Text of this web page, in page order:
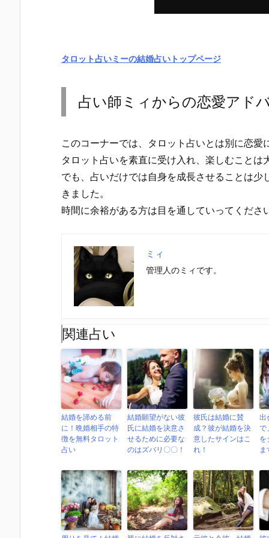
タロット占いミーの結婚占いトップページ
占い師ミィからの恋愛アド
このコーナーでは、タロット占いとは別に恋
タロット占いを素直に受け入れ、楽しむことは
でも、占いだけでは自身を成長させることは
きました。
時間に余裕がある方は目を通していってくださ
ミィ
管理人のミィです。
関連占い
結婚を諦める前
に！晩婚相手の特
徴を無料タロット
占い
結婚願望がない彼
氏に結婚を決意さ
せるために必要な
のはズバリ〇〇！
彼氏は結婚に賛
成？彼が結婚を決
意したサインはこ
れ！
出
で
を
ま